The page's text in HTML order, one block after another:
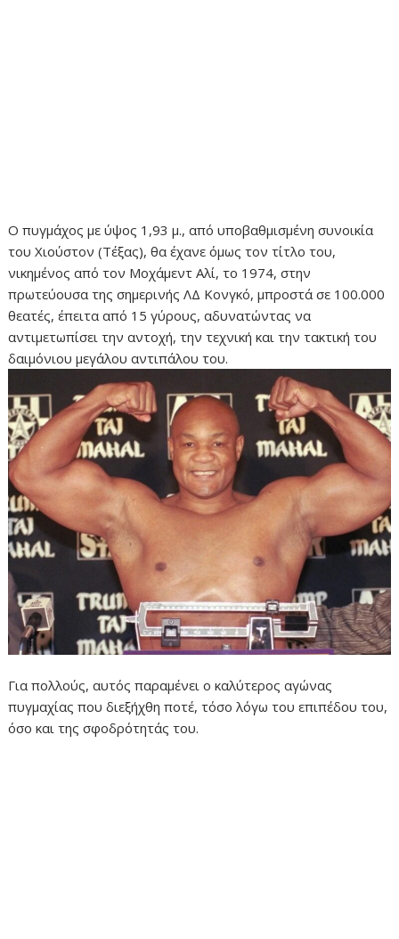
Ο πυγμάχος με ύψος 1,93 μ., από υποβαθμισμένη συνοικία
του Χιούστον (Τέξας), θα έχανε όμως τον τίτλο του,
νικημένος από τον Μοχάμεντ Αλί, το 1974, στην
πρωτεύουσα της σημερινής ΛΔ Κονγκό, μπροστά σε 100.000
θεατές, έπειτα από 15 γύρους, αδυνατώντας να
αντιμετωπίσει την αντοχή, την τεχνική και την τακτική του
δαιμόνιου μεγάλου αντιπάλου του.
Για πολλούς, αυτός παραμένει ο καλύτερος αγώνας
πυγμαχίας που διεξήχθη ποτέ, τόσο λόγω του επιπέδου του,
όσο και της σφοδρότητάς του.